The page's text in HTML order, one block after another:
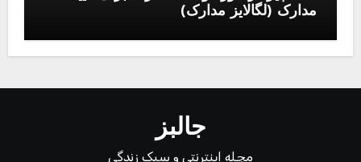
مدارک (لگالایز مدارک)
جالبز
مجله اینترنتی و سبک زندگی